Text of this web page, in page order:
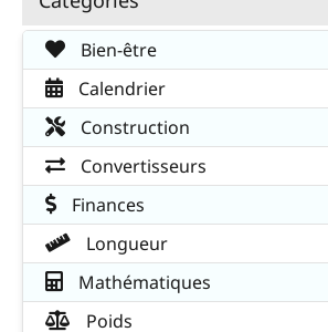
Bien-être
Calendrier
Construction
Convertisseurs
Finances
Longueur
Mathématiques
Poids